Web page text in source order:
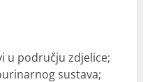
u području zdjelice;
sustava;